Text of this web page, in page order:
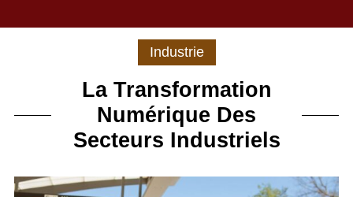
Industrie
La Transformation
Numérique Des
Secteurs Industriels